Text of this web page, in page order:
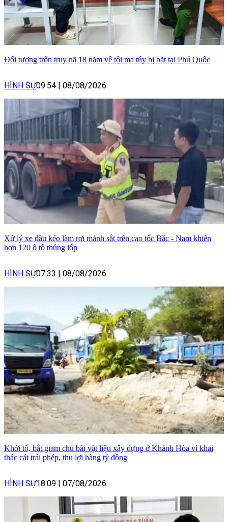
Đối tượng trốn truy nã 18 năm về tội ma túy bị bắt tại Phú Quốc
HÌNH SỰ09:54 | 08/08/2026
Xử lý xe đầu kéo làm rơi mảnh sắt trên cao tốc Bắc - Nam khiến
hơn 120 ô tô thủng lốp
HÌNH SỰ07:33 08/08/2026
Khởi tố, bắt giam chủ bãi vật liệu xây dựng ở Khánh Hòa vì khai
thác cát trái phép, thu lợi hàng tỷ đồng
HÌNH SỰ18:09 07/08/2026